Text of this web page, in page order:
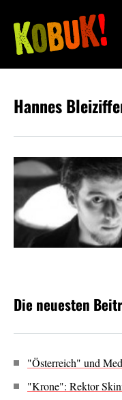
Hannes
Die neuesten
"Österreich" und
"Krone": Rektor